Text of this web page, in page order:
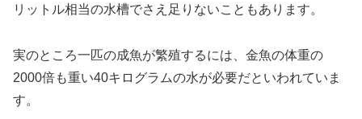
リットル相当の水槽でさえ足りないこともあります。
実のところ一匹の成魚が繁殖するには、金魚の体重の
2000倍も重い40キログラムの水が必要だといわれていま
す。